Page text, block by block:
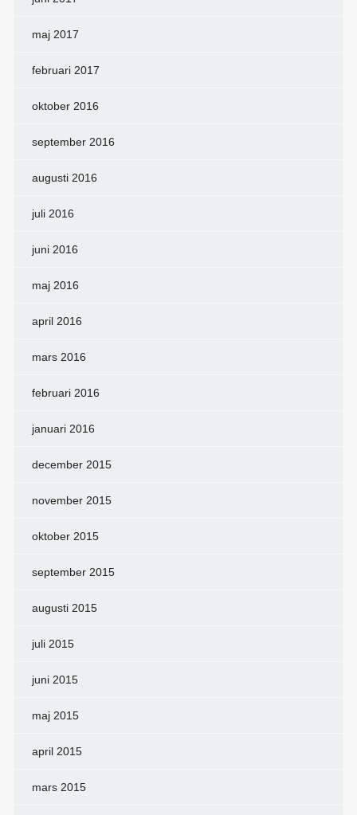
maj 2017
februari 2017
oktober 2016
september 2016
augusti 2016
juli 2016
juni 2016
maj 2016
april 2016
mars 2016
februari 2016
januari 2016
december 2015
november 2015
oktober 2015
september 2015
augusti 2015
juli 2015
juni 2015
maj 2015
april 2015
mars 2015